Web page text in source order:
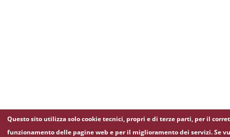
Questo sito utilizza solo cookie tecnici, propri e di terze parti, per il
funzionamento delle pagine web e per il miglioramento dei servizi. Se